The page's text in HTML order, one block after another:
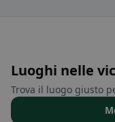
Luoghi nelle
Trova il luogo giusto